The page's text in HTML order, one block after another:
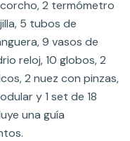
2 termómetro
5 tubos de
9 vasos de
reloj, 10 globos, 2
2 nuez con pinzas,
y 1 set de 18
una guía